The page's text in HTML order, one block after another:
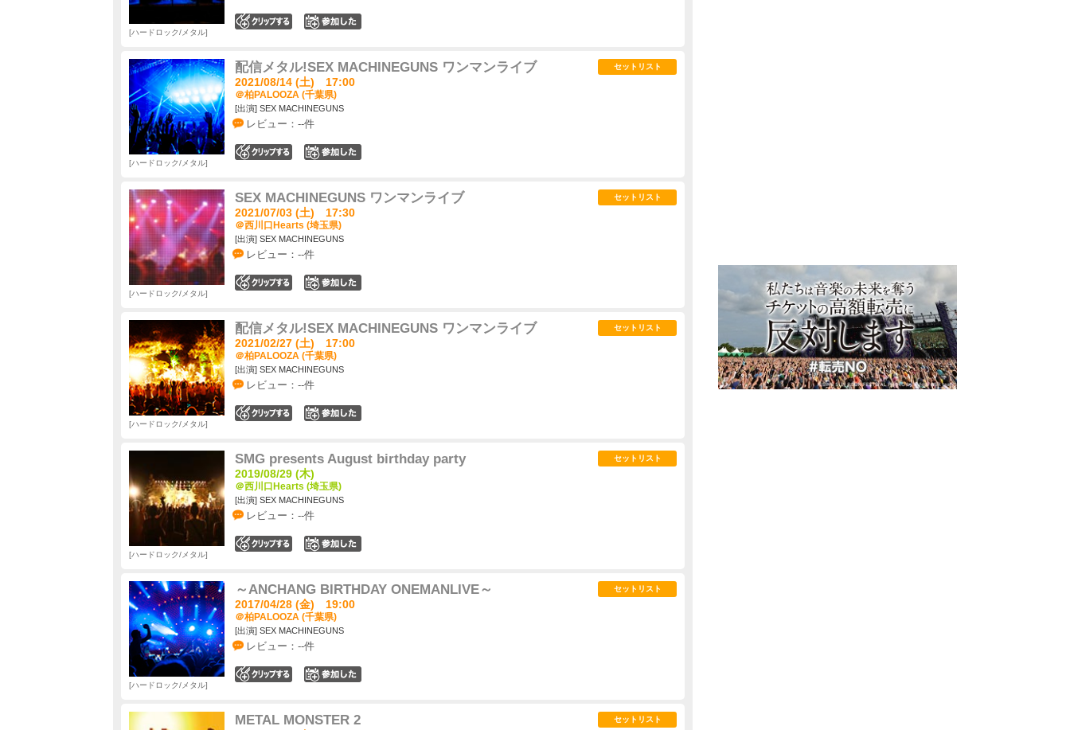
ハードロック/メタル
配信メタル!SEX MACHINEGUNS ワンマンライブ
2021/08/14 (土) 17:00
＠柏PALOOZA (千葉県)
[出演] SEX MACHINEGUNS
レビュー：--件
セットリスト
ハードロック/メタル
SEX MACHINEGUNS ワンマンライブ
2021/07/03 (土) 17:30
＠西川口Hearts (埼玉県)
[出演] SEX MACHINEGUNS
レビュー：--件
セットリスト
ハードロック/メタル
配信メタル!SEX MACHINEGUNS ワンマンライブ
2021/02/27 (土) 17:00
＠柏PALOOZA (千葉県)
[出演] SEX MACHINEGUNS
レビュー：--件
セットリスト
ハードロック/メタル
SMG presents August birthday party
2019/08/29 (木)
＠西川口Hearts (埼玉県)
[出演] SEX MACHINEGUNS
レビュー：--件
セットリスト
ハードロック/メタル
～ANCHANG BIRTHDAY ONEMANLIVE～
2017/04/28 (金) 19:00
＠柏PALOOZA (千葉県)
[出演] SEX MACHINEGUNS
レビュー：--件
セットリスト
ハードロック/メタル
METAL MONSTER 2 セットリスト